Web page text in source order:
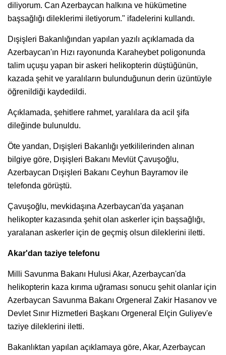
diliyorum. Can Azerbaycan halkına ve hükümetine
başsağlığı dileklerimi iletiyorum." ifadelerini kullandı.
Dışişleri Bakanlığından yapılan yazılı açıklamada da
Azerbaycan'ın Hızı rayonunda Karaheybet poligonunda
talim uçuşu yapan bir askeri helikopterin düştüğünün,
kazada şehit ve yaralıların bulunduğunun derin üzüntüyle
öğrenildiği kaydedildi.
Açıklamada, şehitlere rahmet, yaralılara da acil şifa
dileğinde bulunuldu.
Öte yandan, Dışişleri Bakanlığı yetkililerinden alınan
bilgiye göre, Dışişleri Bakanı Mevlüt Çavuşoğlu,
Azerbaycan Dışişleri Bakanı Ceyhun Bayramov ile
telefonda görüştü.
Çavuşoğlu, mevkidaşına Azerbaycan'da yaşanan
helikopter kazasında şehit olan askerler için başsağlığı,
yaralanan askerler için de geçmiş olsun dileklerini iletti.
Akar'dan taziye telefonu
Milli Savunma Bakanı Hulusi Akar, Azerbaycan'da
helikopterin kaza kırıma uğraması sonucu şehit olanlar için
Azerbaycan Savunma Bakanı Orgeneral Zakir Hasanov ve
Devlet Sınır Hizmetleri Başkanı Orgeneral Elçin Guliyev'e
taziye dileklerini iletti.
Bakanlıktan yapılan açıklamaya göre, Akar, Azerbaycan